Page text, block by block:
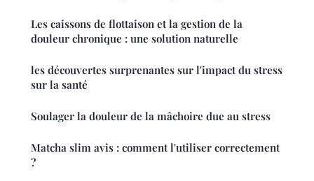
Les caissons de flottaison et la gestion de la
douleur chronique : une solution naturelle
les découvertes surprenantes sur l'impact du stress
sur la santé
Soulager la douleur de la mâchoire due au stress
Matcha slim avis : comment l'utiliser correctement
?